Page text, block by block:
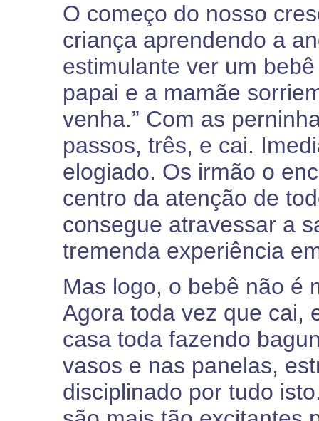
O começo do nosso
criança aprendendo a
estimulante ver um
papai e a mamãe
venha.” Com as
passos, três, e cai.
elogiado. Os irmão o
centro da atenção de
consegue atravessar a
tremenda experiência
Mas logo, o bebê não é
Agora toda vez que cai,
casa toda fazendo
vasos e nas panelas,
disciplinado por tudo